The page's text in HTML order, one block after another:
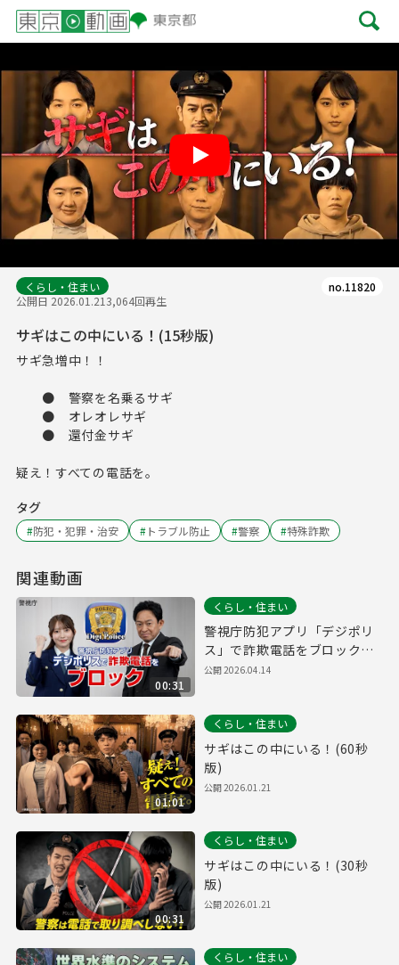
Play
くらし・住まい
公開日 2026.01.213,064回再生
no.11820
サギはこの中にいる！(15秒版)
サギ急増中！！
● 警察を名乗るサギ
● オレオレサギ
● 還付金サギ
疑え！すべての電話を。
タグ
#防犯・犯罪・治安 #トラブル防止 #警察 #特殊詐欺
関連動画
00:31
くらし・住まい
警視庁防犯アプリ「デジポリ
ス」で詐欺電話をブロック！
（30秒版）
公開2026.04.14
01:01
くらし・住まい
サギはこの中にいる！(60秒
版)
公開2026.01.21
00:31
くらし・住まい
サギはこの中にいる！(30秒
版)
公開2026.01.21
くらし・住まい